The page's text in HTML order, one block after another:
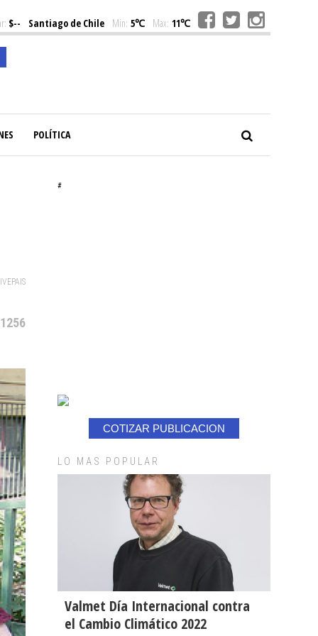
$-- Santiago de Chile Min: 5℃ Max: 11℃
POLÍTICA
#
COTIZAR PUBLICACION
LO MAS POPULAR
Valmet Día Internacional contra
el Cambio Climático 2022